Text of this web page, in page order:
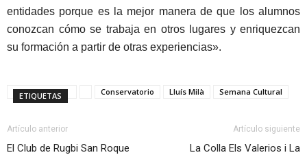
entidades porque es la mejor manera de que los alumnos
conozcan cómo se trabaja en otros lugares y enriquezcan
su formación a partir de otras experiencias».
ETIQUETAS Conservatorio Lluís Milà Semana Cultural
Artículo anterior
El Club de Rugbi San Roque
Artículo siguiente
La Colla Els Valerios i La